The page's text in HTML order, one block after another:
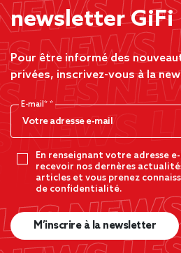
newsletter GiFi
Pour être informé des
privées, inscrivez-vous à la
E-mail*
En renseignant votre adresse
recevoir nos dernères
articles et vous prenez
de confidentialité.
M’inscrire à la newsletter